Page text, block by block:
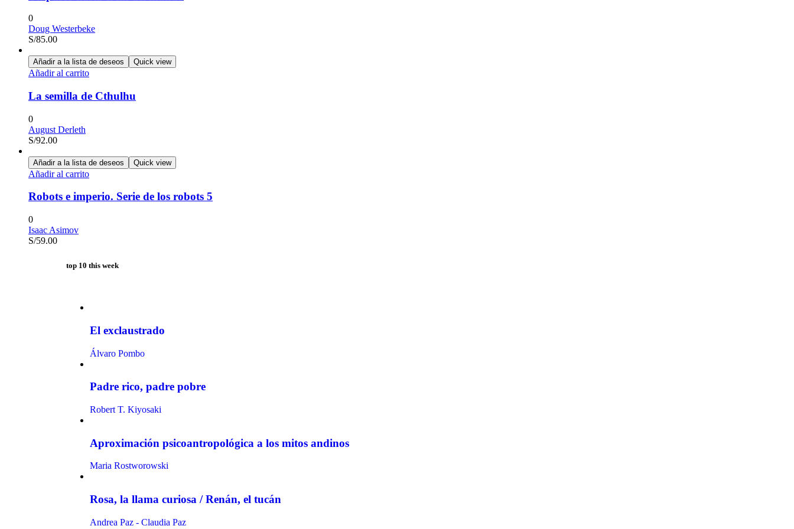
0
Doug Westerbeke
S/85.00
Añadir a la lista de deseos Quick view
Añadir al carrito
La semilla de Cthulhu
0
August Derleth
S/92.00
Añadir a la lista de deseos Quick view
Añadir al carrito
Robots e imperio. Serie de los robots 5
0
Isaac Asimov
S/59.00
top 10 this week
El exclaustrado
Álvaro Pombo
Padre rico, padre pobre
Robert T. Kiyosaki
Aproximación psicoantropológica a los mitos andinos
Maria Rostworowski
Rosa, la llama curiosa / Renán, el tucán
Andrea Paz - Claudia Paz